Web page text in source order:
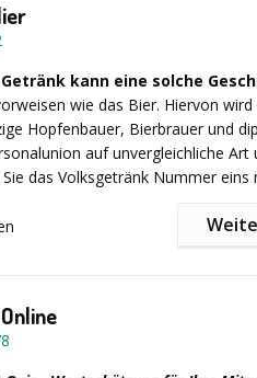
kann eine solche
wie das Bier. Hiervon wird
Hopfenbauer, Bierbrauer und
auf unvergleichliche Art
das Volksgetränk Nummer eins
sowie Biertypen nähergebracht.
optischen, geschmacklichen und
gebracht. ProBIERen Sie aus
Spezialbiere, fruchtige